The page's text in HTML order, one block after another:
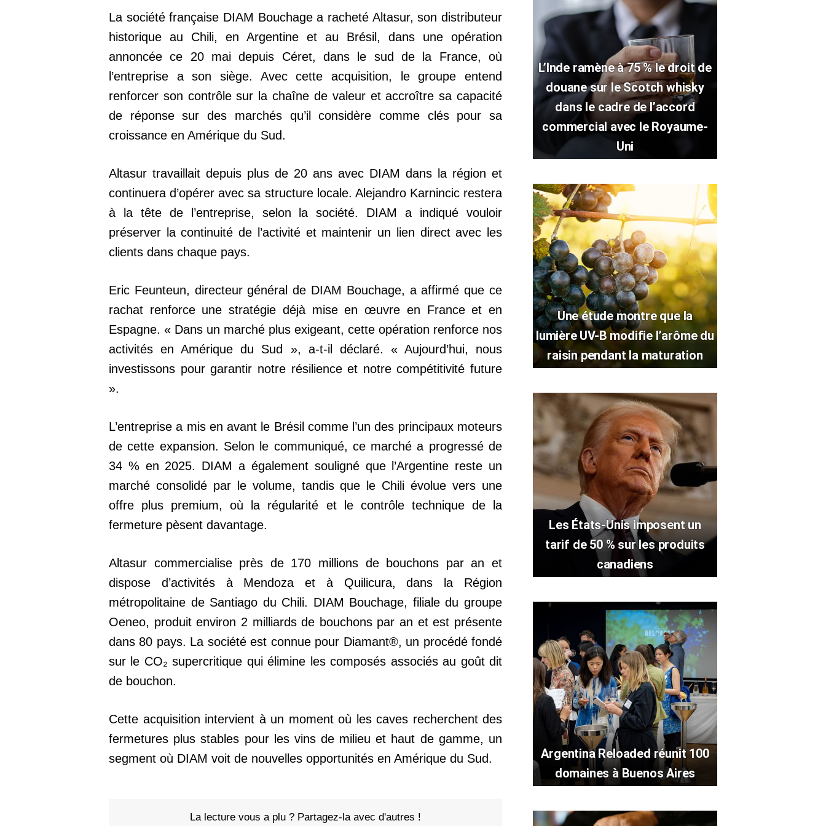
La société française DIAM Bouchage a racheté Altasur, son distributeur
historique au Chili, en Argentine et au Brésil, dans une opération
annoncée ce 20 mai depuis Céret, dans le sud de la France, où
l’entreprise a son siège. Avec cette acquisition, le groupe entend
renforcer son contrôle sur la chaîne de valeur et accroître sa capacité
de réponse sur des marchés qu’il considère comme clés pour sa
croissance en Amérique du Sud.
Altasur travaillait depuis plus de 20 ans avec DIAM dans la région et
continuera d’opérer avec sa structure locale. Alejandro Karnincic restera
à la tête de l’entreprise, selon la société. DIAM a indiqué vouloir
préserver la continuité de l’activité et maintenir un lien direct avec les
clients dans chaque pays.
Eric Feunteun, directeur général de DIAM Bouchage, a affirmé que ce
rachat renforce une stratégie déjà mise en œuvre en France et en
Espagne. « Dans un marché plus exigeant, cette opération renforce nos
activités en Amérique du Sud », a-t-il déclaré. « Aujourd’hui, nous
investissons pour garantir notre résilience et notre compétitivité future
».
L’entreprise a mis en avant le Brésil comme l’un des principaux moteurs
de cette expansion. Selon le communiqué, ce marché a progressé de
34 % en 2025. DIAM a également souligné que l’Argentine reste un
marché consolidé par le volume, tandis que le Chili évolue vers une
offre plus premium, où la régularité et le contrôle technique de la
fermeture pèsent davantage.
Altasur commercialise près de 170 millions de bouchons par an et
dispose d’activités à Mendoza et à Quilicura, dans la Région
métropolitaine de Santiago du Chili. DIAM Bouchage, filiale du groupe
Oeneo, produit environ 2 milliards de bouchons par an et est présente
dans 80 pays. La société est connue pour Diamant®, un procédé fondé
sur le CO₂ supercritique qui élimine les composés associés au goût dit
de bouchon.
Cette acquisition intervient à un moment où les caves recherchent des
fermetures plus stables pour les vins de milieu et haut de gamme, un
segment où DIAM voit de nouvelles opportunités en Amérique du Sud.
La lecture vous a plu ? Partagez-la avec d'autres !
L’Inde ramène à 75 % le droit de
douane sur le Scotch whisky
dans le cadre de l’accord
commercial avec le Royaume-
Uni
Une étude montre que la
lumière UV-B modifie l’arôme du
raisin pendant la maturation
Les États-Unis imposent un
tarif de 50 % sur les produits
canadiens
Argentina Reloaded réunit 100
domaines à Buenos Aires